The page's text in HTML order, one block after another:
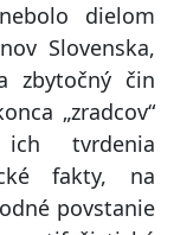
dielom
Slovenska,
zbytočný čin
„zradcov“
tvrdenia
fakty, na
povstanie